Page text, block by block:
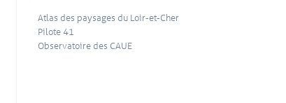
Atlas des paysages du Loir-et-Cher
Pilote 41
Observatoire des CAUE